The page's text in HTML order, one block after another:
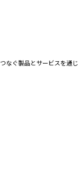
なぐ製品とサービスを通じ